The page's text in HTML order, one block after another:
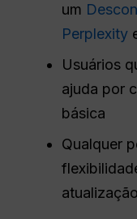
um
Perplexity
Usuários
ajuda por
básica
Qualquer